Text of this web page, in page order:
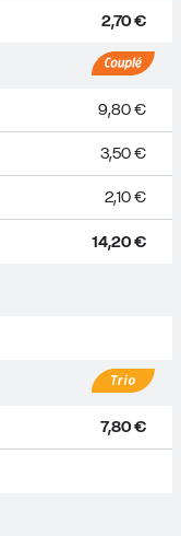
2,70 €
9,80 €
3,50 €
2,10 €
14,20 €
7,80 €